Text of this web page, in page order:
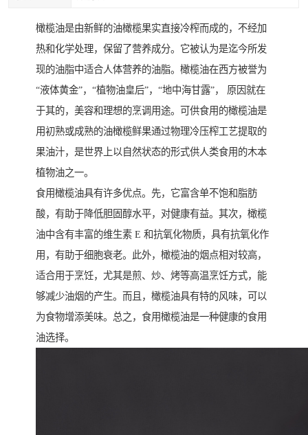
橄榄油是由新鲜的油橄榄果实直接冷榨而成的，不经加
热和化学处理，保留了营养成分。它被认为是迄今所发
现的油脂中适合人体营养的油脂。橄榄油在西方被誉为
“液体黄金”，“植物油皇后”，“地中海甘露”， 原因就在
于其的，美容和理想的烹调用途。可供食用的橄榄油是
用初熟或成熟的油橄榄鲜果通过物理冷压榨工艺提取的
果油汁，是世界上以自然状态的形式供人类食用的木本
植物油之一。
食用橄榄油具有许多优点。先，它富含单不饱和脂肪
酸，有助于降低胆固醇水平，对健康有益。其次，橄榄
油中含有丰富的维生素 E 和抗氧化物质，具有抗氧化作
用，有助于细胞衰老。此外，橄榄油的烟点相对较高，
适合用于烹饪，尤其是煎、炒、烤等高温烹饪方式，能
够减少油烟的产生。而且，橄榄油具有特的风味，可以
为食物增添美味。总之，食用橄榄油是一种健康的食用
油选择。